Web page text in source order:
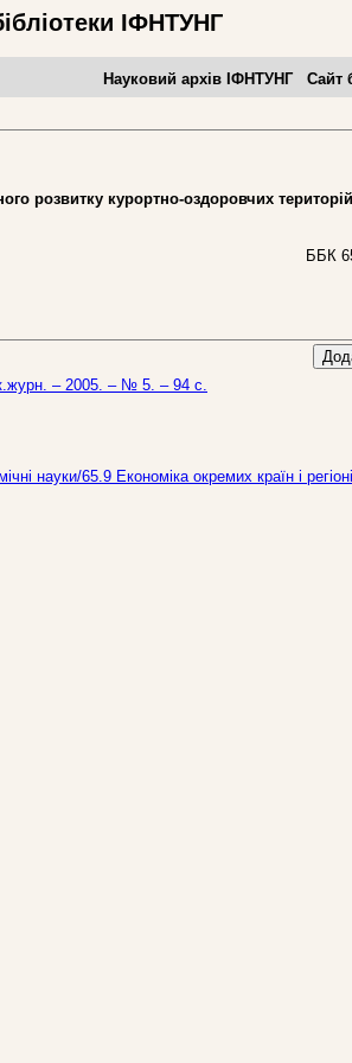
ІФНТУНГ
Науковий архів ІФНТУНГ Сайт
розвитку курортно-оздоровчих територій
ББК
– 2005. – № 5. – 94 с.
науки/65.9 Економіка окремих країн і